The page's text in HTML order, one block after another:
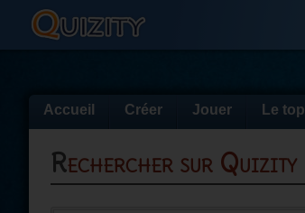
Accueil Créer Jouer Le top
Rechercher sur Quizity